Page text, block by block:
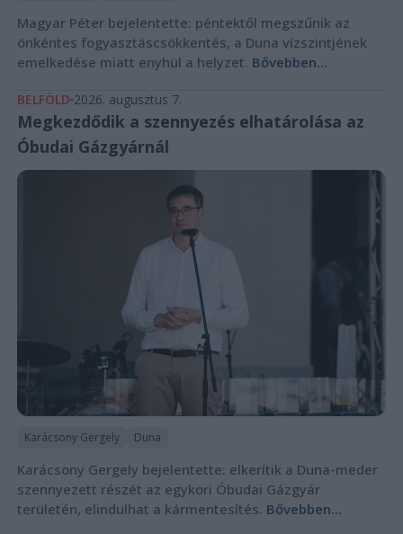
Magyar Péter bejelentette: péntektől megszűnik az
önkéntes fogyasztáscsökkentés, a Duna vízszintjének
emelkedése miatt enyhül a helyzet. Bővebben...
BELFÖLD 2026. augusztus 7.
Megkezdődik a szennyezés elhatárolása az
Óbudai Gázgyárnál
Karácsony Gergely Duna
Karácsony Gergely bejelentette: elkerítik a Duna-meder
szennyezett részét az egykori Óbudai Gázgyár
területén, elindulhat a kármentesítés. Bővebben...